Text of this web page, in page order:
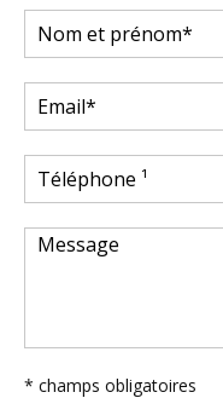
* champs obligatoires